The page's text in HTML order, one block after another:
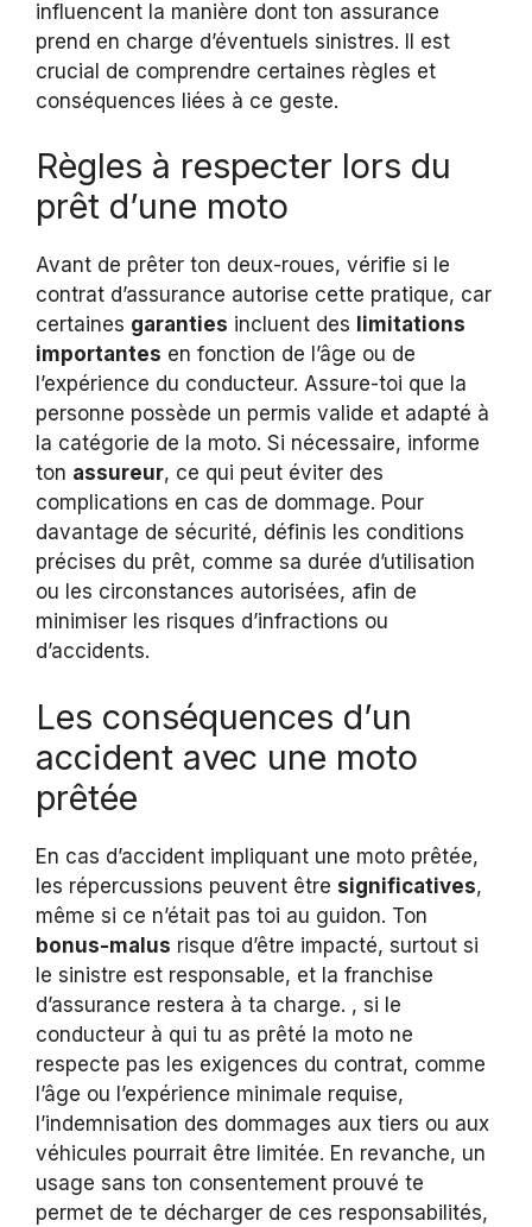
influencent la manière dont ton assurance
prend en charge d’éventuels sinistres. Il est
crucial de comprendre certaines règles et
conséquences liées à ce geste.
Règles à respecter lors du
prêt d’une moto
Avant de prêter ton deux-roues, vérifie si le
contrat d’assurance autorise cette pratique, car
certaines garanties incluent des limitations
importantes en fonction de l’âge ou de
l’expérience du conducteur. Assure-toi que la
personne possède un permis valide et adapté à
la catégorie de la moto. Si nécessaire, informe
ton assureur, ce qui peut éviter des
complications en cas de dommage. Pour
davantage de sécurité, définis les conditions
précises du prêt, comme sa durée d’utilisation
ou les circonstances autorisées, afin de
minimiser les risques d’infractions ou
d’accidents.
Les conséquences d’un
accident avec une moto
prêtée
En cas d’accident impliquant une moto prêtée,
les répercussions peuvent être significatives,
même si ce n’était pas toi au guidon. Ton
bonus-malus risque d’être impacté, surtout si
le sinistre est responsable, et la franchise
d’assurance restera à ta charge. , si le
conducteur à qui tu as prêté la moto ne
respecte pas les exigences du contrat, comme
l’âge ou l’expérience minimale requise,
l’indemnisation des dommages aux tiers ou aux
véhicules pourrait être limitée. En revanche, un
usage sans ton consentement prouvé te
permet de te décharger de ces responsabilités,